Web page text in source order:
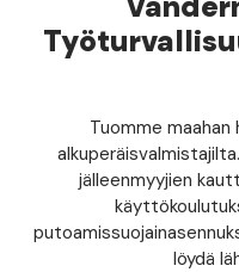
Tuomme maahan
jälleenmyyjien
löydä